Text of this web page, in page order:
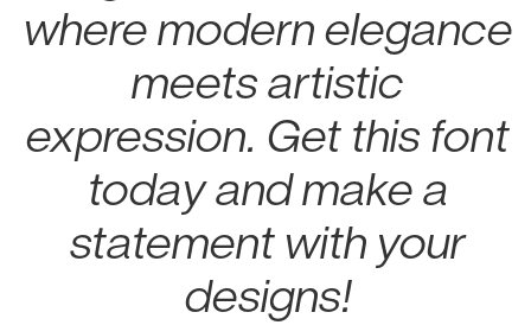
where modern elegance
meets artistic
expression. Get this font
today and make a
statement with your
designs!